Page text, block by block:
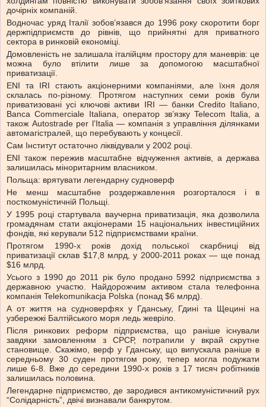
дочірніх компаній.
Водночас уряд Італії зобов’язався до 1996 року скоротити борг
держпідприємств до рівнів, що прийнятні для приватного
сектора в ринковій економіці.
Домовленість не залишала італійцям простору для маневрів: це
можна було втілити лише за допомогою масштабної
приватизації.
ENI та IRI стають акціонерними компаніями, але їхня доля
склалась по-різному. Протягом наступних семи років були
приватизовані усі ключові активи IRI — банки Credito Italiano,
Banca Commerciale Italiana, оператор зв’язку Telecom Italia, а
також Autostrade per l’Italia — компанія з управління ділянками
автомагістралей, що перебувають у концесії.
Сам Інститут остаточно ліквідували у 2002 році.
ENI також пережив масштабне відчуження активів, а держава
залишилась міноритарним власником.
Польща: врятувати легендарну судноверф
Не менш масштабне роздержавлення розгорталося і в
посткомуністичній Польщі.
У 1995 році стартувала ваучерна приватизація, яка дозволила
громадянам стати акціонерами 15 національних інвестиційних
фондів, які керували 512 підприємствами країни.
Протягом 1990-х років дохід польської скарбниці від
приватизації склав $17,8 млрд, у 2000-2011 роках — ще понад
$16 млрд.
Усього з 1990 до 2011 рік було продано 5992 підприємства з
державною участю. Найдорожчим активом стала телефонна
компанія Telekomunikacja Polska (понад $6 млрд).
А от життя на судноверфях у Гданську, Гдині та Щецині на
узбережжі Балтійського моря ледь жевріло.
Після ринкових реформ підприємства, що раніше існували
завдяки замовленням з СРСР, потрапили у вкрай скрутне
становище. Скажімо, верф у Гданську, що випускала раніше в
середньому 30 суден протягом року, тепер могла подужати
лише 6-8. Вже до середини 1990-х років з 17 тисяч робітників
залишилась половина.
Легендарне підприємство, де зародився антикомуністичний рух
“Солідарність”, двічі визнавали банкрутом.